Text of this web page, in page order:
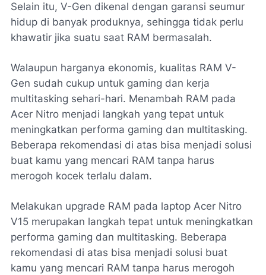
Selain itu, V-Gen dikenal dengan garansi seumur
hidup di banyak produknya, sehingga tidak perlu
khawatir jika suatu saat RAM bermasalah.
Walaupun harganya ekonomis, kualitas RAM V-
Gen sudah cukup untuk gaming dan kerja
multitasking sehari-hari. Menambah RAM pada
Acer Nitro menjadi langkah yang tepat untuk
meningkatkan performa gaming dan multitasking.
Beberapa rekomendasi di atas bisa menjadi solusi
buat kamu yang mencari RAM tanpa harus
merogoh kocek terlalu dalam.
Melakukan upgrade RAM pada laptop Acer Nitro
V15 merupakan langkah tepat untuk meningkatkan
performa gaming dan multitasking. Beberapa
rekomendasi di atas bisa menjadi solusi buat
kamu yang mencari RAM tanpa harus merogoh